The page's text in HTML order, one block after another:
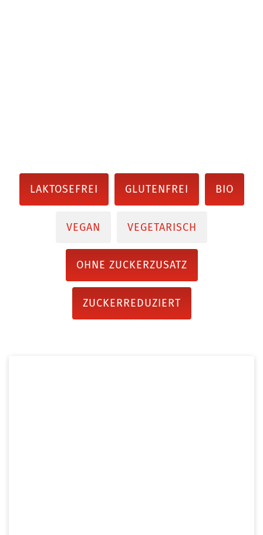
LAKTOSEFREI GLUTENFREI BIO
VEGAN VEGETARISCH
OHNE ZUCKERZUSATZ
ZUCKERREDUZIERT